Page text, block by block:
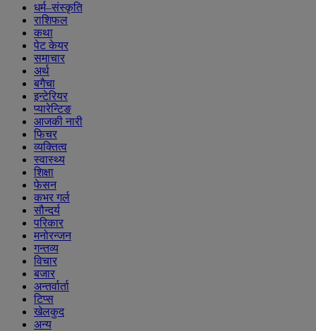
धर्म–संस्कृति
राशिफल
कथा
पेट केयर
समाचार
अर्थ
बगैचा
इन्टेरियर
प्यारेन्टिङ
आजकी नारी
फिचर
व्यक्तित्व
स्वास्थ्य
शिक्षा
फेसन
कभर गर्ल
सौन्दर्य
परिकार
मनोरन्जन
गन्तव्य
विचार
बजार
अन्तर्वार्ता
टिप्स
खेलकुद
अन्य